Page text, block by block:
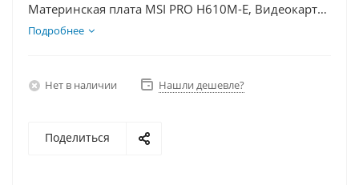
Материнская плата MSI PRO H610M-E, Видеокарта
RTX 5060 8Гб, Память DDR4 16Gb, Диски SSD
Подробнее
Нет в наличии Нашли дешевле?
Поделиться